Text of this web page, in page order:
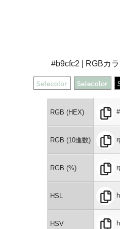
#b9cfc2 | RGBカ
RGB (HEX)
RGB (10進数)
RGB (%)
HSL
HSV